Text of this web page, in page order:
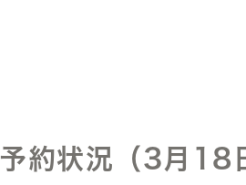
約状況（3月18